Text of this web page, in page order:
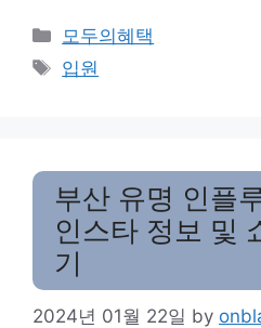
Categories
모두의혜택
Tags
입원
부산 유명 인플
인스타 정보 및
기
2024년 01월 22일 by